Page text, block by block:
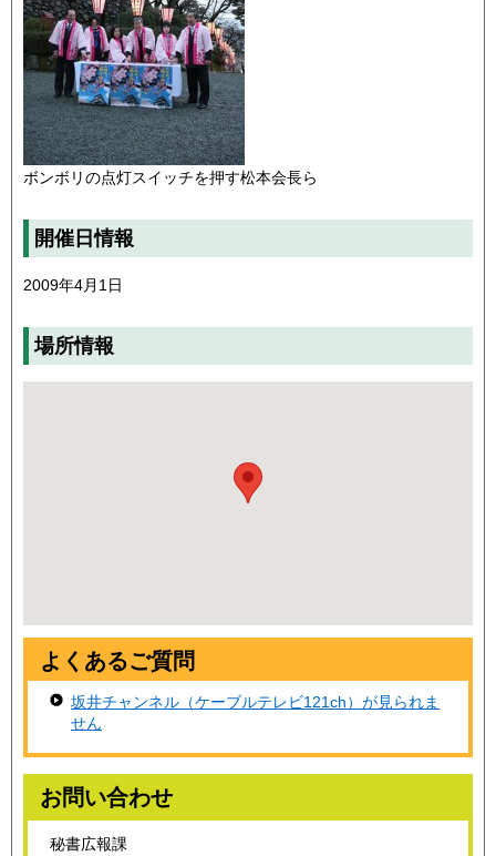
ボンボリの点灯スイッチを押す松本会長ら
開催日情報
2009年4月1日
場所情報
よくあるご質問
坂井チャンネル（ケーブルテレビ121ch）が見られま
せん
お問い合わせ
秘書広報課